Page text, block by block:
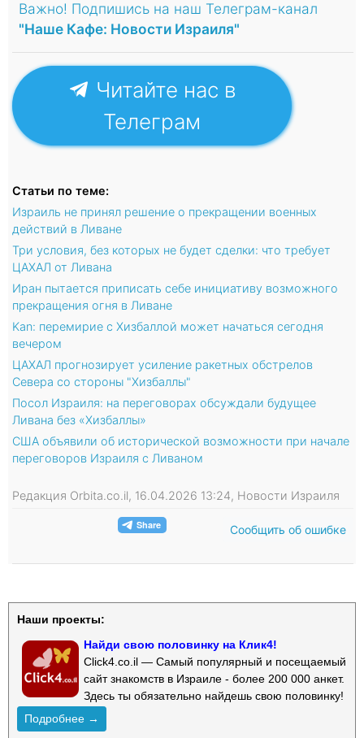
Важно! Подпишись на наш Телеграм-канал
"Наше Кафе: Новости Израиля"
Читайте нас в
Телеграм
Статьи по теме:
Израиль не принял решение о прекращении военных
действий в Ливане
Три условия, без которых не будет сделки: что требует
ЦАХАЛ от Ливана
Иран пытается приписать себе инициативу возможного
прекращения огня в Ливане
Kan: перемирие с Хизбаллой может начаться сегодня
вечером
ЦАХАЛ прогнозирует усиление ракетных обстрелов
Севера со стороны "Хизбаллы"
Посол Израиля: на переговорах обсуждали будущее
Ливана без «Хизбаллы»
США объявили об исторической возможности при начале
переговоров Израиля с Ливаном
Редакция Orbita.co.il, 16.04.2026 13:24, Новости Израиля
Сообщить об ошибке
Наши проекты:
Найди свою половинку на Клик4!
Click4.co.il — Самый популярный и посещаемый
сайт знакомств в Израиле - более 200 000 анкет.
Здесь ты обязательно найдешь свою половинку!
Подробнее →